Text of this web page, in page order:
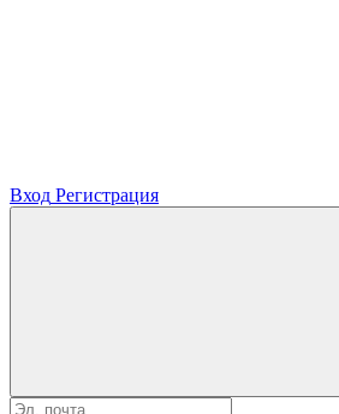
Вход Регистрация